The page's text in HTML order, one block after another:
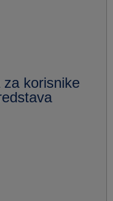
korisnike